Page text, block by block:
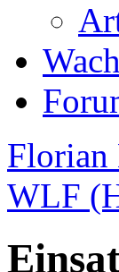
Florian
WLF